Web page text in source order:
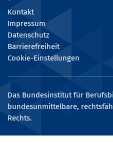
Kontakt
Impressum
Datenschutz
Barrierefreiheit
Cookie-Einstellungen
Das Bundesinstitut für
bundesunmittelbare,
Rechts.